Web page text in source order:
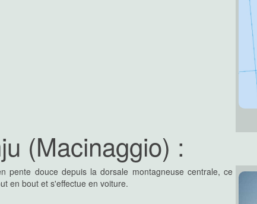
(Macinaggio) :
pente douce depuis la dorsale montagneuse centrale, ce
en bout et s'effectue en voiture.